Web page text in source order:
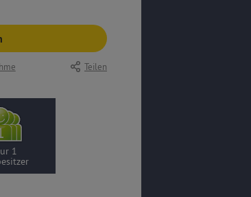
Teilen
1